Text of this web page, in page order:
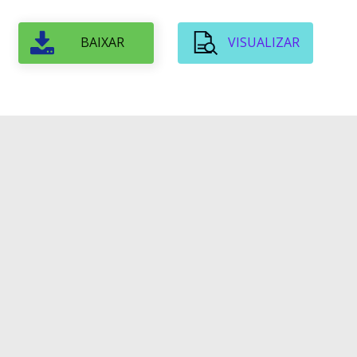
BAIXAR VISUALIZAR